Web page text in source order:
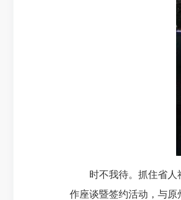
时不我待。抓住省
作座谈暨签约活动，与原